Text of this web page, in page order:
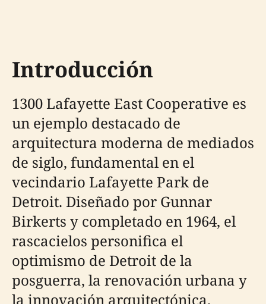
Introducción
1300 Lafayette East Cooperative es
un ejemplo destacado de
arquitectura moderna de mediados
de siglo, fundamental en el
vecindario Lafayette Park de
Detroit. Diseñado por Gunnar
Birkerts y completado en 1964, el
rascacielos personifica el
optimismo de Detroit de la
posguerra, la renovación urbana y
la innovación arquitectónica.